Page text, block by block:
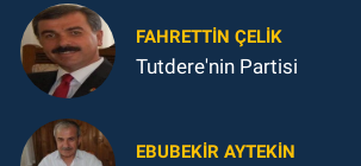
FAHRETTIN ÇELİK
Tutdere'nin Partisi
EBUBEKIR AYTEKIN